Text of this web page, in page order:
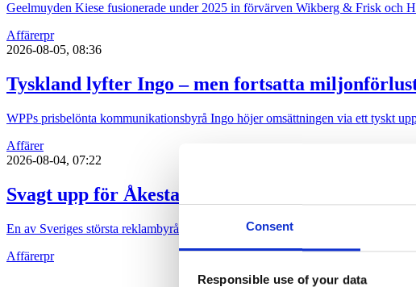
Consent
Responsible use of your data
Geelmuyden Kiese fusionerade under 2025 in förvärven Wikberg & Frisk och
Affärerpr
2026-08-05, 08:36
Tyskland lyfter Ingo – men fortsatta
WPPs prisbelönta kommunikationsbyrå Ingo höjer omsättningen via ett tyskt
Affärer
2026-08-04, 07:22
Svagt upp för Åkestam Holst
En av Sveriges största reklambyråer åstadkom en avsevärd ökning av
Affärerpr